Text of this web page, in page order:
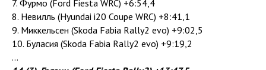
7. Фурмо (Ford Fiesta WRC) +6:54,4
8. Невилль (Hyundai i20 Coupe WRC) +8:41,1
9. Миккельсен (Skoda Fabia Rally2 evo) +9:02,5
10. Буласия (Skoda Fabia Rally2 evo) +9:19,2
...